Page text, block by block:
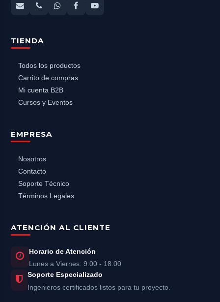
TIENDA
Todos los productos
Carrito de compras
Mi cuenta B2B
Cursos y Eventos
EMPRESA
Nosotros
Contacto
Soporte Técnico
Términos Legales
ATENCIÓN AL CLIENTE
Horario de Atención
Lunes a Viernes: 9:00 - 18:00
Soporte Especializado
Ingenieros certificados listos para tu proyecto.